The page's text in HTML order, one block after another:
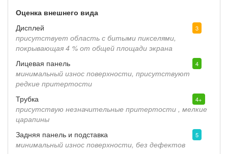
Оценка внешнего вида
Дисплей
3
присутствует область с битыми пикселями,
покрывающая 4 % от общей площади экрана
Лицевая панель
4
минимальный износ поверхности, присутствуют
редкие притертости
Трубка
4+
присутствую незначительные притертости , мелкие
царапины
Задняя панель и подставка
5
минимальный износ поверхности, без дефектов